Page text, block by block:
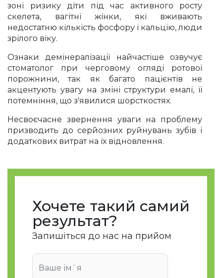
зоні ризику діти під час активного росту
скелета, вагітні жінки, які вживають
недостатню кількість фосфору і кальцію, люди
зрілого віку.
Ознаки демінералізації найчастіше озвучує
стоматолог при черговому огляді ротової
порожнини, так як багато пацієнтів не
акцентують увагу на зміні структури емалі, її
потемніння, що з'явилися шорсткостях.
Несвоєчасне звернення уваги на проблему
призводить до серйозних руйнувань зубів і
додаткових витрат на їх відновлення.
Показання до
ремінералізації
Процедура може проводитися як в
профілактичних, так і в лікувальних цілях.
Профілактична
рекомендована:
при аномаліях зубного ряду;
Хочете такий самий
результат?
Запишіться до нас на прийом